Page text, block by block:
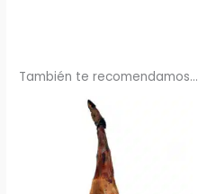
También te recomendamos…